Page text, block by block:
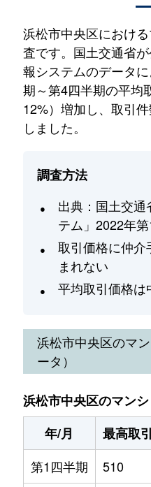
浜松市中央区におけ
査です。国土交通省
報システムのデータ
期～第4四半期の平均
12%）増加し、取引
しました。
調査方法
出典：国土交通
テム」2022年
取引価格に仲介
まれない
平均取引価格は
浜松市中央区のマ
ータ）
浜松市中央区のマン
年/月
最高取
第1四半期
510